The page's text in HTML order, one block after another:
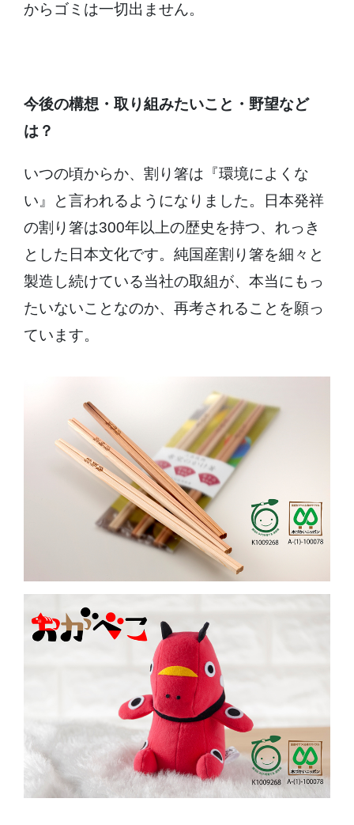
からゴミは一切出ません。
今後の構想・取り組みたいこと・野望など
は？
いつの頃からか、割り箸は『環境によくな
い』と言われるようになりました。日本発祥
の割り箸は300年以上の歴史を持つ、れっき
とした日本文化です。純国産割り箸を細々と
製造し続けている当社の取組が、本当にもっ
たいないことなのか、再考されることを願っ
ています。